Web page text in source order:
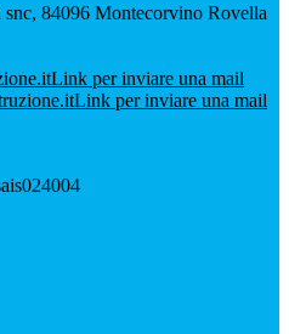
84096 Montecorvino Rovella
Link per inviare una mail
Link per inviare una mail